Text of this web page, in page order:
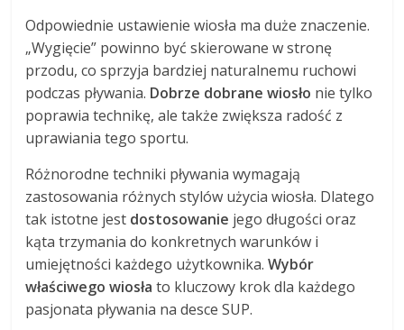
Odpowiednie ustawienie wiosła ma duże znaczenie.
„Wygięcie” powinno być skierowane w stronę
przodu, co sprzyja bardziej naturalnemu ruchowi
podczas pływania. Dobrze dobrane wiosło nie tylko
poprawia technikę, ale także zwiększa radość z
uprawiania tego sportu.
Różnorodne techniki pływania wymagają
zastosowania różnych stylów użycia wiosła. Dlatego
tak istotne jest dostosowanie jego długości oraz
kąta trzymania do konkretnych warunków i
umiejętności każdego użytkownika.Wybór
właściwego wiosła to kluczowy krok dla każdego
pasjonata pływania na desce SUP.